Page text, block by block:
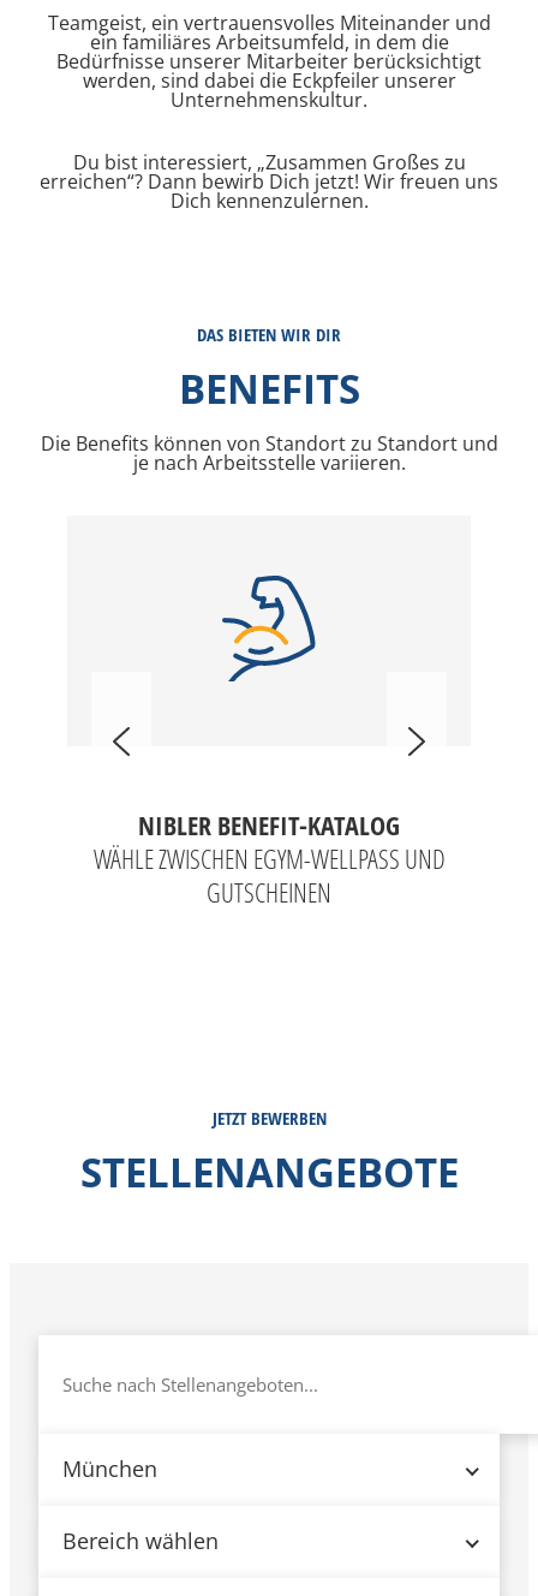
Teamgeist, ein vertrauensvolles Miteinander und
ein familiäres Arbeitsumfeld, in dem die
Bedürfnisse unserer Mitarbeiter berücksichtigt
werden, sind dabei die Eckpfeiler unserer
Unternehmenskultur.
Du bist interessiert, „Zusammen Großes zu
erreichen“? Dann bewirb Dich jetzt! Wir freuen uns
Dich kennenzulernen.
DAS BIETEN WIR DIR
BENEFITS
Die Benefits können von Standort zu Standort und
je nach Arbeitsstelle variieren.
NIBLER BENEFIT-KATALOG
WÄHLE ZWISCHEN EGYM-WELLPASS UND
GUTSCHEINEN
JETZT BEWERBEN
STELLENANGEBOTE
München
Bereich wählen